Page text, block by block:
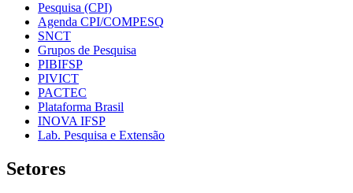
Pesquisa (CPI)
Agenda CPI/COMPESQ
SNCT
Grupos de Pesquisa
PIBIFSP
PIVICT
PACTEC
Plataforma Brasil
INOVA IFSP
Lab. Pesquisa e Extensão
Setores